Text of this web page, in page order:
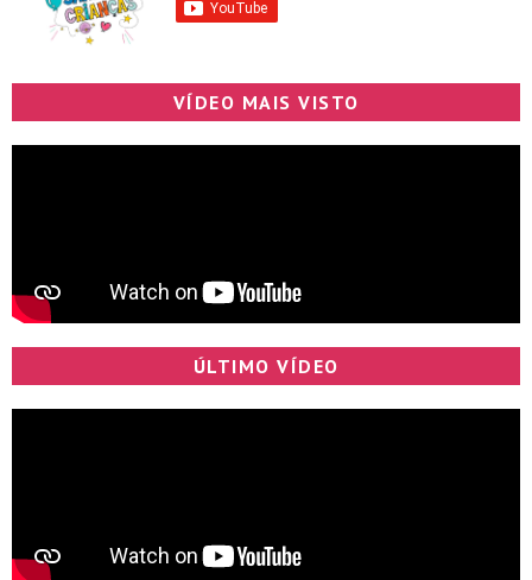
VÍDEO MAIS VISTO
ÚLTIMO VÍDEO